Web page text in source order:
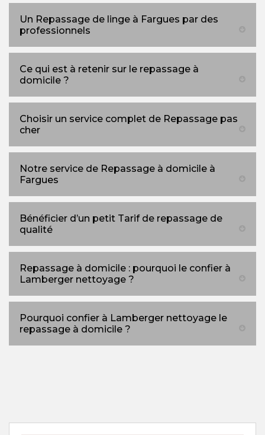
Un Repassage de linge à Fargues par des
professionnels
Ce qui est à retenir sur le repassage à
domicile ?
Choisir un service complet de Repassage pas
cher
Notre service de Repassage à domicile à
Fargues
Bénéficier d’un petit Tarif de repassage de
qualité
Repassage à domicile : pourquoi le confier à
Lamberger nettoyage ?
Pourquoi confier à Lamberger nettoyage le
repassage à domicile ?